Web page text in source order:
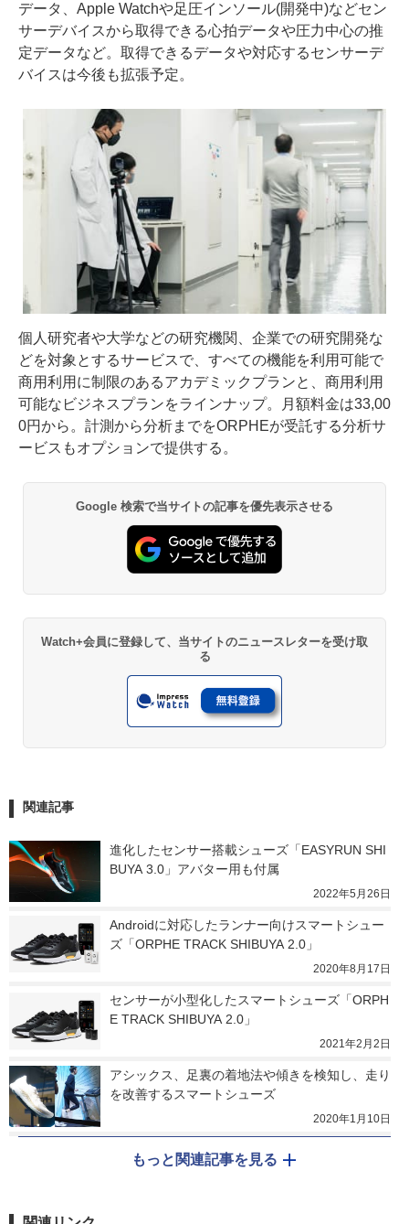
データ、Apple Watchや足圧インソール(開発中)などセン
サーデバイスから取得できる心拍データや圧力中心の推
定データなど。取得できるデータや対応するセンサーデ
バイスは今後も拡張予定。
個人研究者や大学などの研究機関、企業での研究開発な
どを対象とするサービスで、すべての機能を利用可能で
商用利用に制限のあるアカデミックプランと、商用利用
可能なビジネスプランをラインナップ。月額料金は33,00
0円から。計測から分析までをORPHEが受託する分析サ
ービスもオプションで提供する。
Google 検索で当サイトの記事を優先表示させる
Watch+会員に登録して、当サイトのニュースレターを受け取
る
関連記事
進化したセンサー搭載シューズ「EASYRUN SHI
BUYA 3.0」アバター用も付属
2022年5月26日
Androidに対応したランナー向けスマートシュー
ズ「ORPHE TRACK SHIBUYA 2.0」
2020年8月17日
センサーが小型化したスマートシューズ「ORPH
E TRACK SHIBUYA 2.0」
2021年2月2日
アシックス、足裏の着地法や傾きを検知し、走り
を改善するスマートシューズ
2020年1月10日
もっと関連記事を見る